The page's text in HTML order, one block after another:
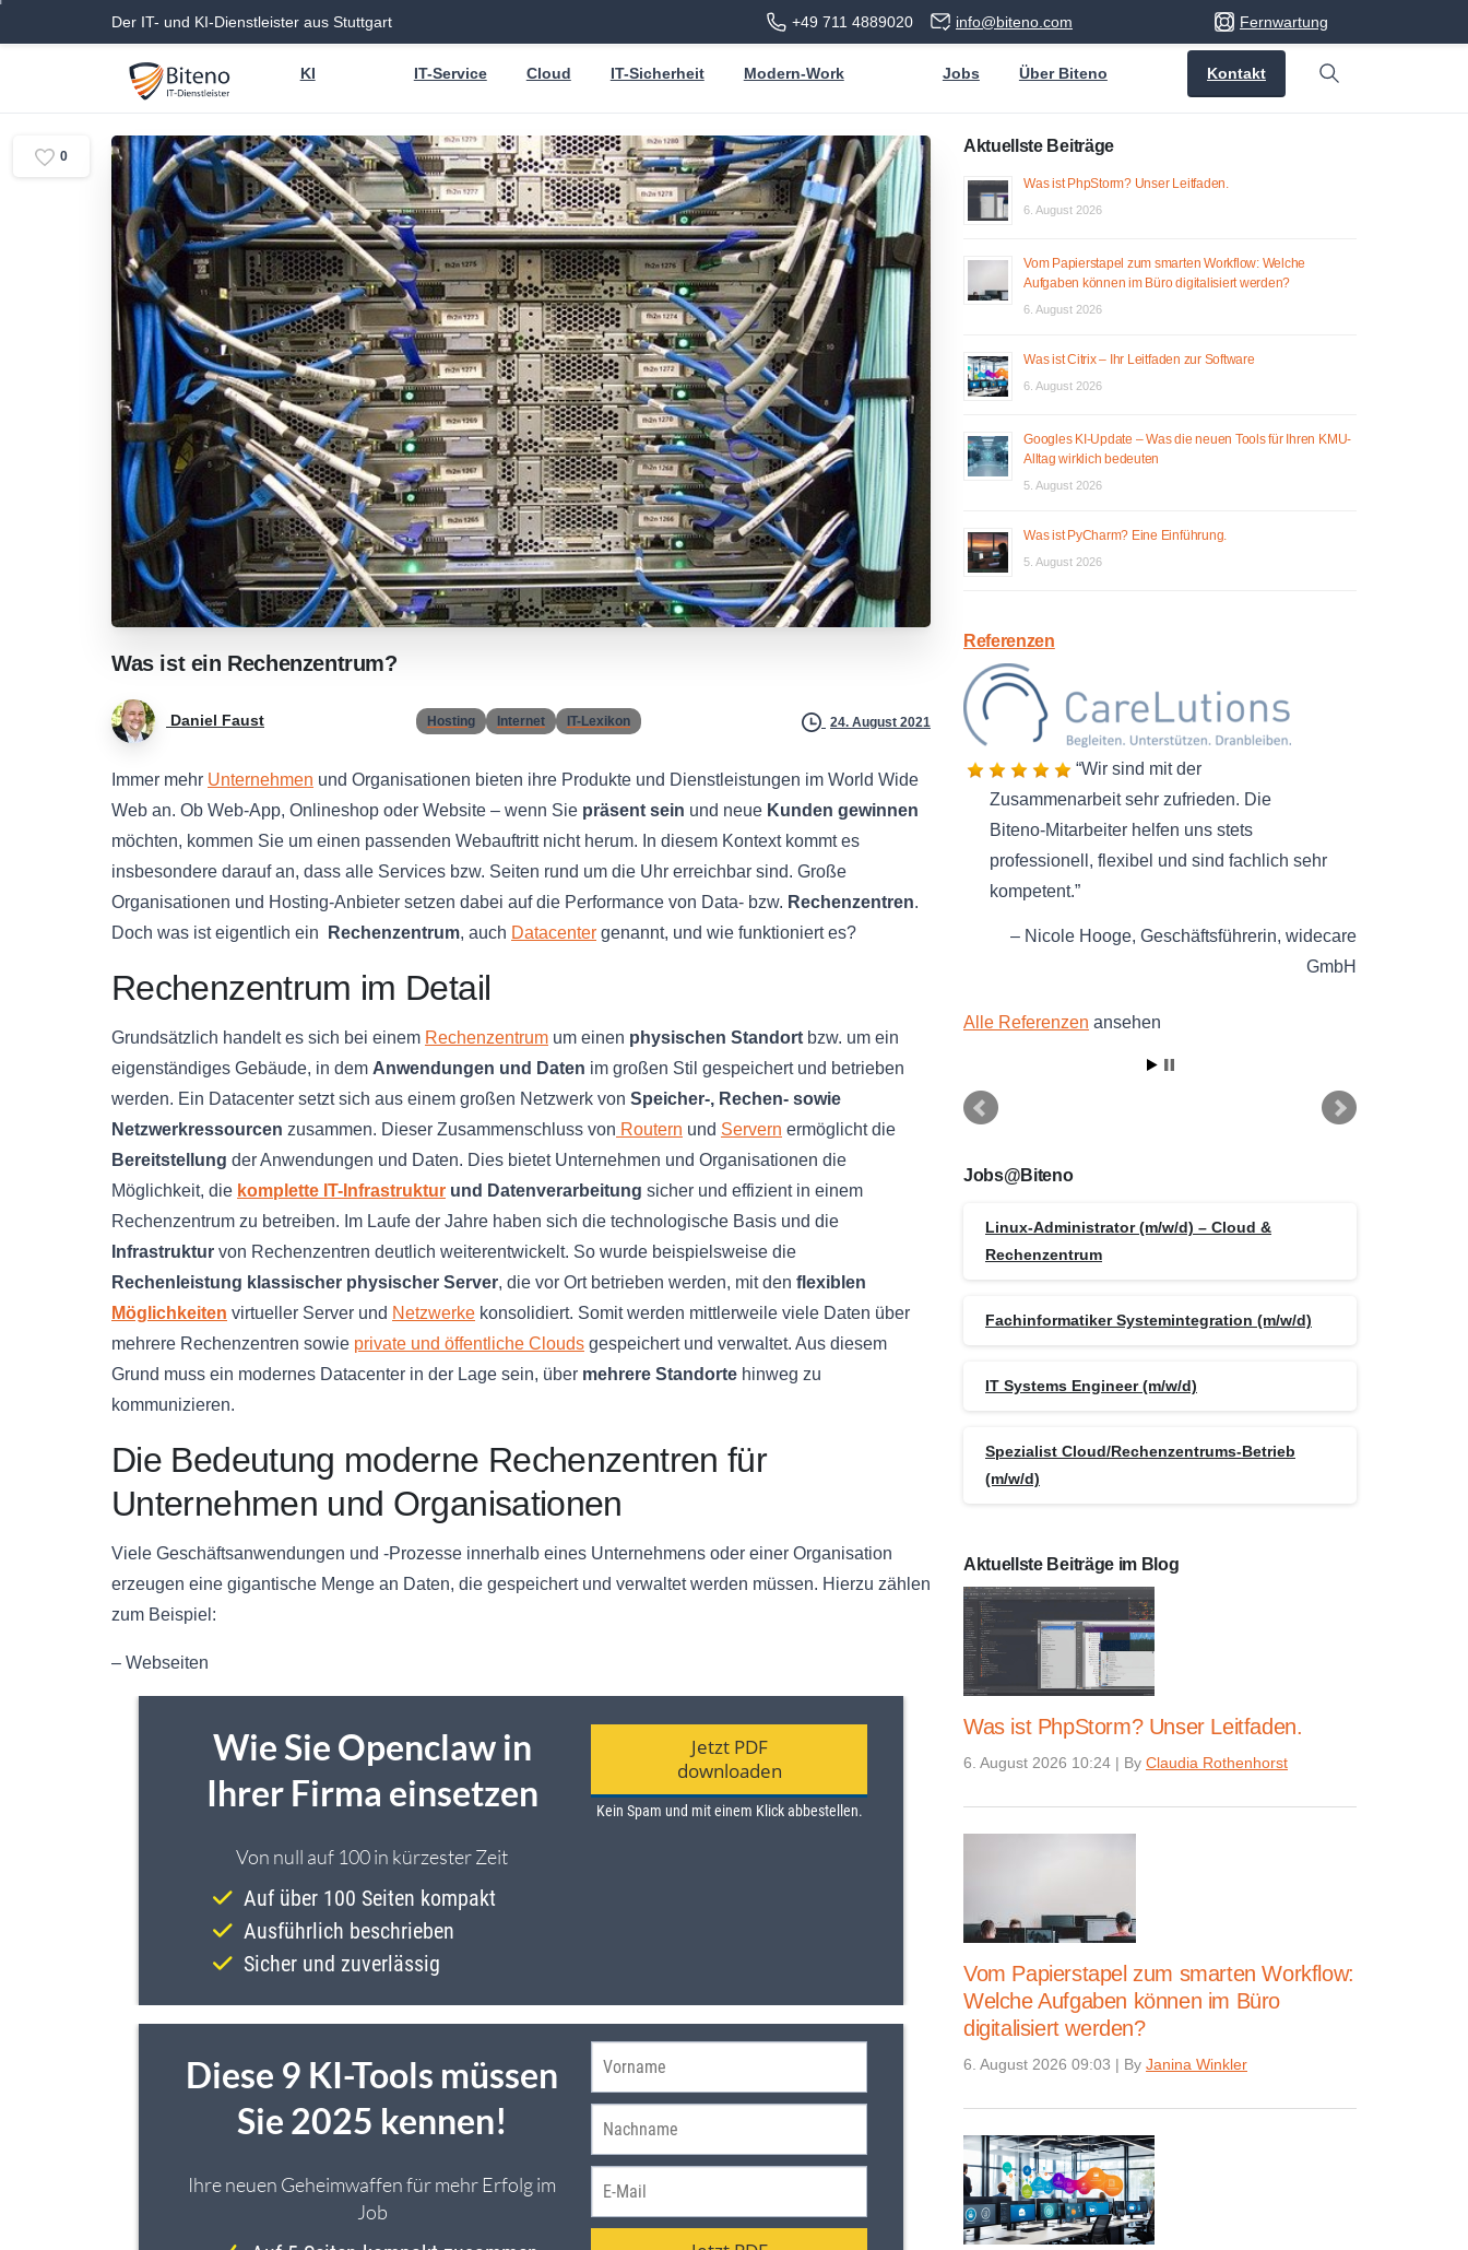
Der IT- und KI-Dienstleister aus Stuttgart +49 711 4889020 info@biteno.com Fernwartung
KI IT-Service Cloud IT-Sicherheit Modern-Work Jobs Über Biteno Kontakt
Search
Was ist ein Rechenzentrum?
Daniel Faust Hosting Internet IT-Lexikon 24. August 2021
Immer mehr Unternehmen und Organisationen bieten ihre Produkte und Dienstleistungen im World Wide
Web an. Ob Web-App, Onlineshop oder Website – wenn Sie präsent sein und neue Kunden gewinnen
möchten, kommen Sie um einen passenden Webauftritt nicht herum. In diesem Kontext kommt es
insbesondere darauf an, dass alle Services bzw. Seiten rund um die Uhr erreichbar sind. Große
Organisationen und Hosting-Anbieter setzen dabei auf die Performance von Data- bzw. Rechenzentren.
Doch was ist eigentlich ein
Rechenzentrum, auch Datacenter genannt, und wie funktioniert es?
Rechenzentrum im Detail
Grundsätzlich handelt es sich bei einem Rechenzentrum um einen physischen Standort bzw. um ein
eigenständiges Gebäude, in dem Anwendungen und Daten im großen Stil gespeichert und betrieben
werden. Ein Datacenter setzt sich aus einem großen Netzwerk von Speicher-, Rechen- sowie
Netzwerkressourcen zusammen. Dieser Zusammenschluss von Routern und Servern ermöglicht die
Bereitstellung der Anwendungen und Daten. Dies bietet Unternehmen und Organisationen die
Möglichkeit, die komplette IT-Infrastruktur und Datenverarbeitung sicher und effizient in einem
Rechenzentrum zu betreiben. Im Laufe der Jahre haben sich die technologische Basis und die
Infrastruktur von Rechenzentren deutlich weiterentwickelt. So wurde beispielsweise die
Rechenleistung klassischer physischer Server, die vor Ort betrieben werden, mit den flexiblen
Möglichkeiten virtueller Server und Netzwerke konsolidiert. Somit werden mittlerweile viele Daten über
mehrere Rechenzentren sowie private und öffentliche Clouds gespeichert und verwaltet. Aus diesem
Grund muss ein modernes Datacenter in der Lage sein, über mehrere Standorte hinweg zu
kommunizieren.
Die Bedeutung moderne Rechenzentren für
Unternehmen und Organisationen
Viele Geschäftsanwendungen und -Prozesse innerhalb eines Unternehmens oder einer Organisation
erzeugen eine gigantische Menge an Daten, die gespeichert und verwaltet werden müssen. Hierzu zählen
zum Beispiel:
– Webseiten
0
Aktuellste Beiträge
Was ist PhpStorm? Unser Leitfaden.
6. August 2026
Vom Papierstapel zum smarten Workflow: Welche
Aufgaben können im Büro digitalisiert werden?
6. August 2026
Was ist Citrix – Ihr Leitfaden zur Software
6. August 2026
Googles KI-Update – Was die neuen Tools für Ihren KMU-
Alltag wirklich bedeuten
5. August 2026
Was ist PyCharm? Eine Einführung.
5. August 2026
Referenzen
Wir sind mit der
Zusammenarbeit sehr zufrieden. Die
Biteno-Mitarbeiter helfen uns stets
professionell, flexibel und sind fachlich sehr
kompetent.
Nicole Hooge Geschäftsführerin widecare
GmbH
Alle Referenzen ansehen
Jobs@Biteno
Linux-Administrator (m/w/d) – Cloud &
Rechenzentrum
Fachinformatiker Systemintegration (m/w/d)
IT Systems Engineer (m/w/d)
Spezialist Cloud/Rechenzentrums-Betrieb
(m/w/d)
Aktuellste Beiträge im Blog
Was ist PhpStorm? Unser Leitfaden.
6. August 2026 10:24 | By Claudia Rothenhorst
Vom Papierstapel zum smarten Workflow:
Welche Aufgaben können im Büro
digitalisiert werden?
6. August 2026 09:03 | By Janina Winkler